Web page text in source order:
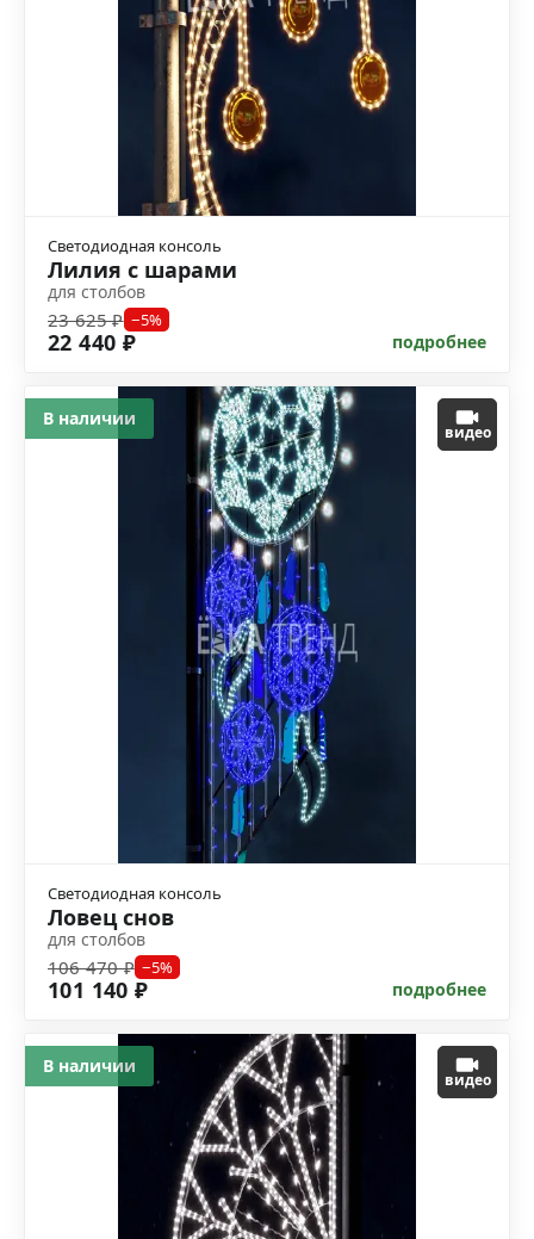
Светодиодная консоль
Лилия с шарами
для столбов
23 625 ₽ −5%
22 440 ₽ подробнее
видео
Светодиодная консоль
Ловец снов
для столбов
106 470 ₽ −5%
101 140 ₽ подробнее
В наличии
видео
В наличии